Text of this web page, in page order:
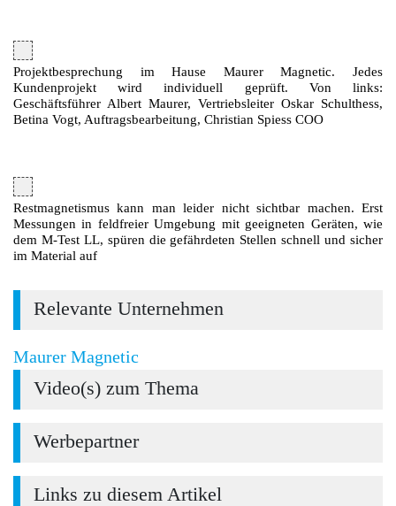
Projektbesprechung im Hause Maurer Magnetic. Jedes
Kundenprojekt wird individuell geprüft. Von links:
Geschäftsführer Albert Maurer, Vertriebsleiter Oskar Schulthess,
Betina Vogt, Auftragsbearbeitung, Christian Spiess COO
Restmagnetismus kann man leider nicht sichtbar machen. Erst
Messungen in feldfreier Umgebung mit geeigneten Geräten, wie
dem M-Test LL, spüren die gefährdeten Stellen schnell und sicher
im Material auf
Relevante Unternehmen
Maurer Magnetic
Video(s) zum Thema
Werbepartner
Links zu diesem Artikel